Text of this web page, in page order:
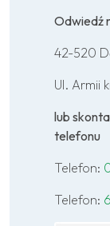
Odwiedź
42-520
Ul. Armii
lub
telefonu
Telefon:
Telefon: